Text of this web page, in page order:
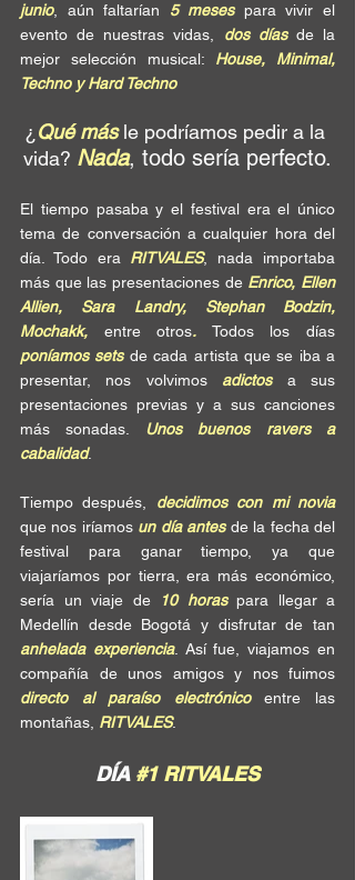
junio, aún faltarían 5 meses para vivir el
evento de nuestras vidas, dos días de la
mejor selección musical: House, Minimal,
Techno y Hard Techno
¿ Qué más le podríamos pedir a la
vida? Nada, todo sería perfecto.
El tiempo pasaba y el festival era el único
tema de conversación a cualquier hora del
día. Todo era RITVALES, nada importaba
más que las presentaciones de Enrico, Ellen
Allien, Sara Landry, Stephan Bodzin,
Mochakk, entre otros.
poníamos sets de cada artista que se iba a
presentar, nos volvimos adictos a sus
presentaciones previas y a sus canciones
más sonadas. Unos buenos ravers a
cabalidad.
Tiempo después, decidimos con mi novia
que nos iríamos un día antes de la fecha del
festival para ganar tiempo, ya que
viajaríamos por tierra, era más económico,
sería un viaje de
10 horas para llegar a
anhelada experiencia. Así fue, viajamos en
directo al paraíso electrónico entre las
montañas, RITVALES.
DÍA #1 RITVALES